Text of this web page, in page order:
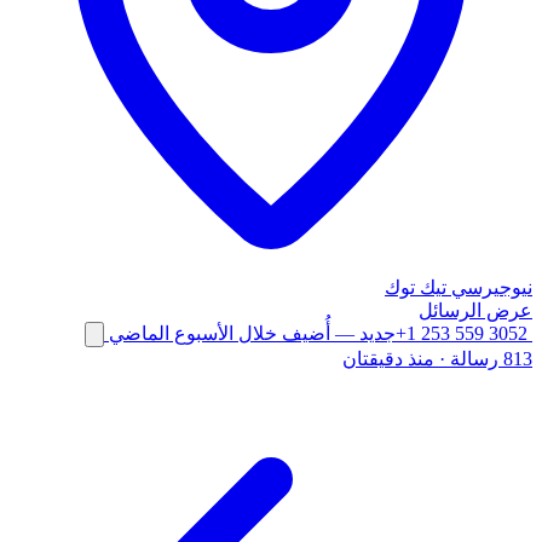
نيوجيرسي تيك توك
عرض الرسائل
+1 253 559 3052جديد — أُضيف خلال الأسبوع الماضي
813 رسالة
· منذ دقيقتان